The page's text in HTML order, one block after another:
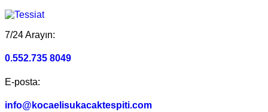
7/24 Arayın:
0.552.735 8049
E-posta:
info@kocaelisukacaktespiti.com